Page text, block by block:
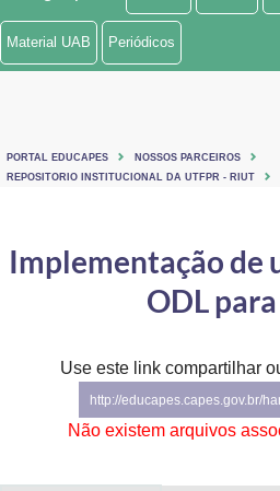
Ministério de Minas e Energia
Ministério do Turismo
Controladoria-Geral da União
Ministério da Mulher, da Família e dos Direitos
Secretaria-Geral
Material UAB Periódicos
PORTAL EDUCAPES
NOSSOS PARCEIROS
REPOSITORIO INSTITUCIONAL DA UTFPR - RIUT
Implementação de
ODL
Use este link compartilhar
http://educapes.capes.gov.br/
Não existem arquivos